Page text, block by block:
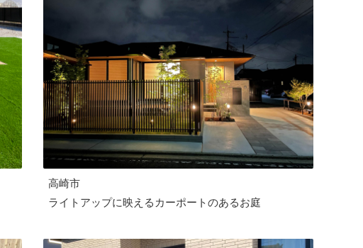
高崎市
ライトアップに映えるカーポートのあるお庭